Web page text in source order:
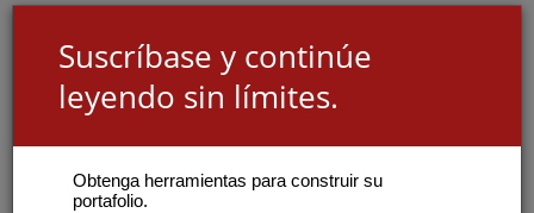
Suscríbase y continúe
leyendo sin límites.
Obtenga herramientas para construir su
portafolio.